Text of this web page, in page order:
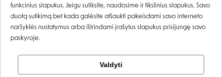
žali pelenai 2,2%
žalia ląsteliena 0,3%
kalcis 0,4%
Registruotis
Facebook
funkcinius slapukus. Jeigu sutiksite, naudosime ir tikslinius slapukus. Savo
duotą sutikimą bet kada galėsite atšaukti pakeisdami savo interneto
naršyklės nustatymus arba ištrindami įrašytus slapukus prisijungę savo
paskyroje.
Valdyti